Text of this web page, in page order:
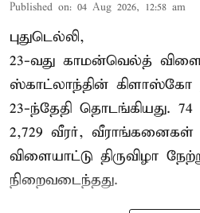
Published on: 04 Aug 2026, 12:58 am
புதுடெல்லி,
23-வது காமன்வெல்த்
ஸ்காட்லாந்தின் கிளாஸ்கோ
23-ந்தேதி தொடங்கியது.
2,729 வீரர்,
விளையாட்டு திருவிழா
நிறைவடைந்தது.